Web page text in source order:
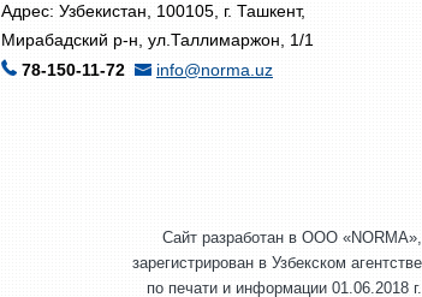
Адрес: Узбекистан, 100105, г. Ташкент,
Мирабадский р-н, ул.Таллимаржон, 1/1
78-150-11-72
info@norma.uz
Сайт разработан в ООО «NORMA»,
зарегистрирован в Узбекском агентстве
по печати и информации 01.06.2018 г.